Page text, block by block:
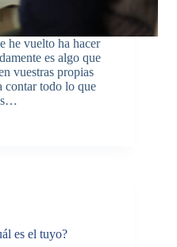
he vuelto ha hacer
es algo que
vuestras propias
contar todo lo que
es el tuyo?